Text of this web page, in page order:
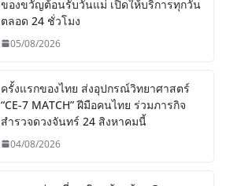
ของขวัญต้อนรับวันแม่ เปิดให้บริการทุกวัน
ตลอด 24 ชั่วโมง
05/08/2026
ครั้งแรกของไทย ส่งอุปกรณ์วิทยาศาสตร์
“CE-7 MATCH” ฝีมือคนไทย ร่วมภารกิจ
สำรวจดวงจันทร์ 24 สิงหาคมนี้
04/08/2026